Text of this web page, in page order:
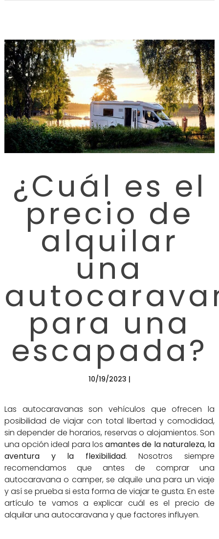
¿Cuál es el
precio de
alquilar
una
para una
escapada?
10/19/2023 |
Las autocaravanas son vehículos que ofrecen la
posibilidad de viajar con total libertad y comodidad,
sin depender de horarios, reservas o alojamientos. Son
una opción ideal para los amantes de la naturaleza, la
aventura y la flexibilidad. Nosotros siempre
recomendamos que antes de comprar una
autocaravana o camper, se alquile una para un viaje
y así se prueba si esta forma de viajar te gusta. En este
artículo te vamos a explicar cuál es el precio de
alquilar una autocaravana y que factores influyen.